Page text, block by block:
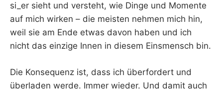
si_er sieht und versteht, wie Dinge und Momente
auf mich wirken – die meisten nehmen mich hin,
weil sie am Ende etwas davon haben und ich
nicht das einzige Innen in diesem Einsmensch bin.
Die Konsequenz ist, dass ich überfordert und
überladen werde. Immer wieder. Und damit auch